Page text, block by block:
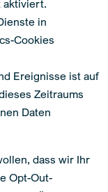
aktiviert.
in
Cookies
Ereignisse ist auf
Zeitraums
Daten
dass wir Ihr
Opt-Out-